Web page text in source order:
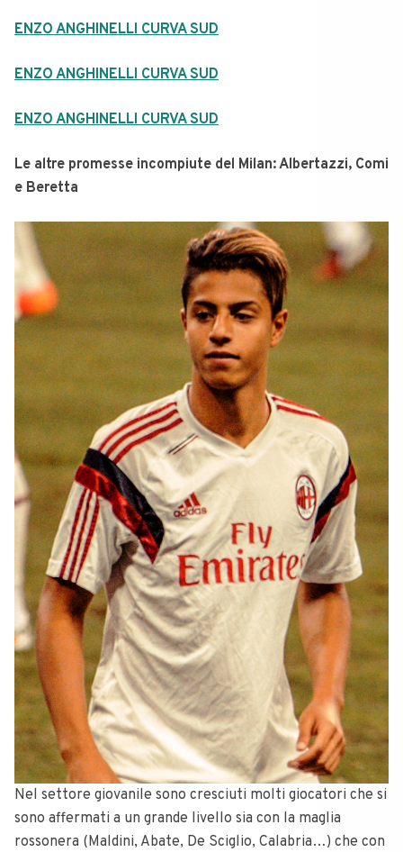
ENZO ANGHINELLI CURVA SUD
ENZO ANGHINELLI CURVA SUD
ENZO ANGHINELLI CURVA SUD
Le altre promesse incompiute del Milan: Albertazzi, Comi
e Beretta
Nel settore giovanile sono cresciuti molti giocatori che si
sono affermati a un grande livello sia con la maglia
rossonera (Maldini, Abate, De Sciglio, Calabria…) che con